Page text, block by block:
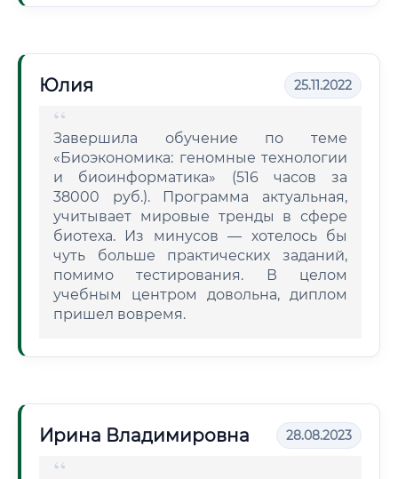
Юлия 25.11.2022
Завершила обучение по теме
«Биоэкономика: геномные технологии
и биоинформатика» (516 часов за
38000 руб.). Программа актуальная,
учитывает мировые тренды в сфере
биотеха. Из минусов — хотелось бы
чуть больше практических заданий,
помимо тестирования. В целом
учебным центром довольна, диплом
пришел вовремя.
Ирина Владимировна 28.08.2023